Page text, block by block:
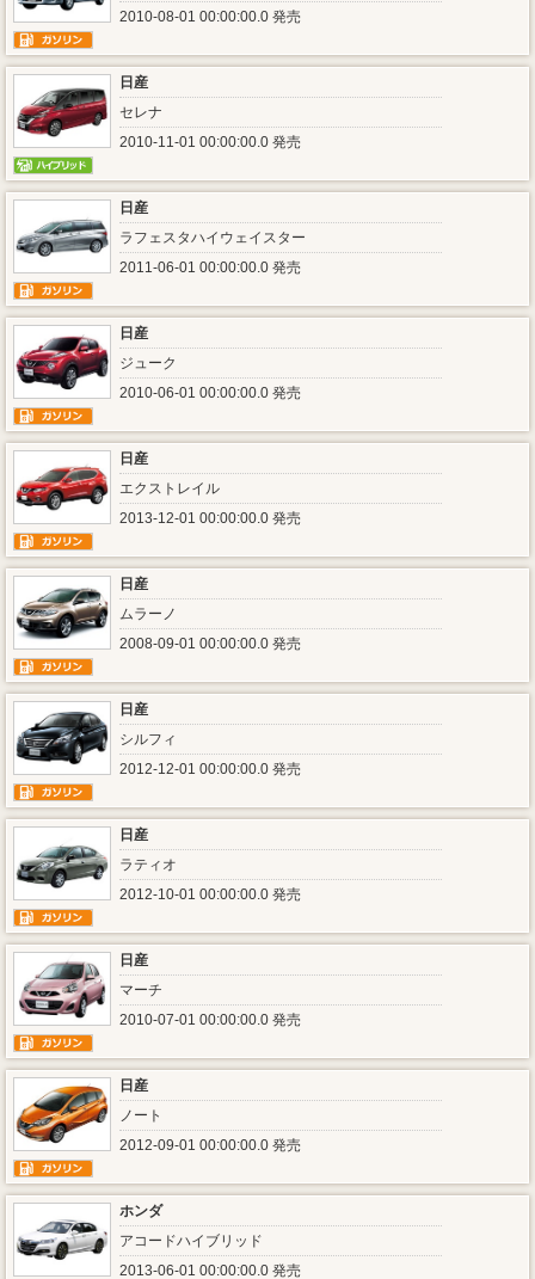
2010-08-01 00:00:00.0 発売
日産
セレナ
2010-11-01 00:00:00.0 発売
日産
ラフェスタハイウェイスター
2011-06-01 00:00:00.0 発売
日産
ジューク
2010-06-01 00:00:00.0 発売
日産
エクストレイル
2013-12-01 00:00:00.0 発売
日産
ムラーノ
2008-09-01 00:00:00.0 発売
日産
シルフィ
2012-12-01 00:00:00.0 発売
日産
ラティオ
2012-10-01 00:00:00.0 発売
日産
マーチ
2010-07-01 00:00:00.0 発売
日産
ノート
2012-09-01 00:00:00.0 発売
ホンダ
アコードハイブリッド
2013-06-01 00:00:00.0 発売